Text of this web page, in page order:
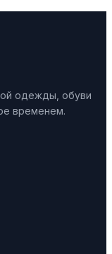
одежды, обуви
временем.